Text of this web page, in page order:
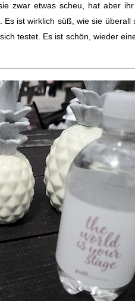
zwar etwas scheu, hat aber
ist wirklich süß, wie sie überall
testet. Es ist schön, wieder